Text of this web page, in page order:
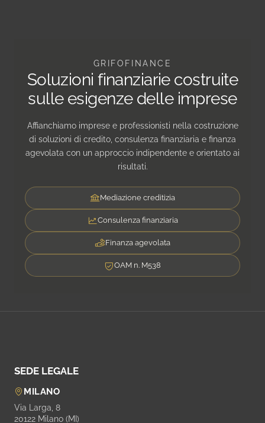
GRIFOFINANCE
Soluzioni finanziarie costruite
sulle esigenze delle imprese
Affianchiamo imprese e professionisti nella costruzione
di soluzioni di credito, consulenza finanziaria e finanza
agevolata con un approccio indipendente e orientato ai
risultati.
Mediazione creditizia
Consulenza finanziaria
Finanza agevolata
OAM n. M538
SEDE LEGALE
MILANO
Via Larga, 8
20122 Milano (MI)